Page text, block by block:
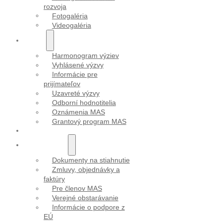
rozvoja
Fotogaléria
Videogaléria
Harmonogram výziev
Vyhlásené výzvy
Informácie pre
prijímateľov
Uzavreté výzvy
Odborní hodnotitelia
Oznámenia MAS
Grantový program MAS
Dokumenty na stiahnutie
Zmluvy, objednávky a
faktúry
Pre členov MAS
Verejné obstarávanie
Informácie o podpore z
EÚ